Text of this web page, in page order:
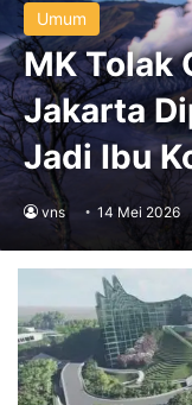
Umum
MK Tolak
Jakarta
Jadi Ibu
vns 14 Mei 2026